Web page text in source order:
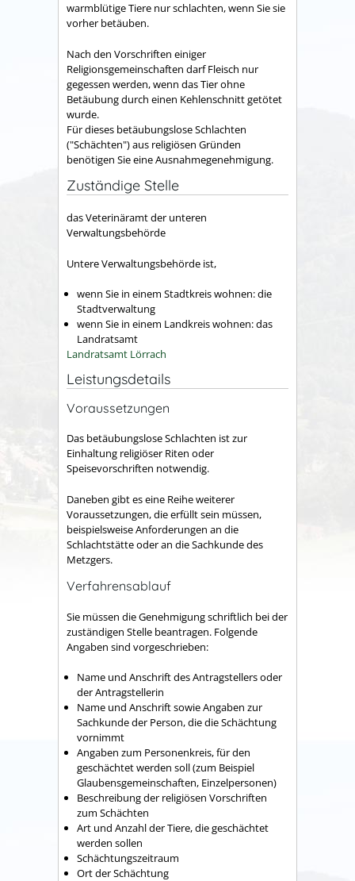
warmblütige Tiere nur schlachten, wenn Sie sie
vorher betäuben.
Nach den Vorschriften einiger
Religionsgemeinschaften darf Fleisch nur
gegessen werden, wenn das Tier ohne
Betäubung durch einen Kehlenschnitt getötet
wurde.
Für dieses betäubungslose Schlachten
("Schächten") aus religiösen Gründen
benötigen Sie eine Ausnahmegenehmigung.
Zuständige Stelle
das Veterinäramt der unteren
Verwaltungsbehörde
Untere Verwaltungsbehörde ist,
wenn Sie in einem Stadtkreis wohnen: die
Stadtverwaltung
wenn Sie in einem Landkreis wohnen: das
Landratsamt
Landratsamt Lörrach
Leistungsdetails
Voraussetzungen
Das betäubungslose Schlachten ist zur
Einhaltung religiöser Riten oder
Speisevorschriften notwendig.
Daneben gibt es eine Reihe weiterer
Voraussetzungen, die erfüllt sein müssen,
beispielsweise Anforderungen an die
Schlachtstätte oder an die Sachkunde des
Metzgers.
Verfahrensablauf
Sie müssen die Genehmigung schriftlich bei der
zuständigen Stelle beantragen. Folgende
Angaben sind vorgeschrieben:
Name und Anschrift des Antragstellers oder
der Antragstellerin
Name und Anschrift sowie Angaben zur
Sachkunde der Person, die die Schächtung
vornimmt
Angaben zum Personenkreis, für den
geschächtet werden soll (zum Beispiel
Glaubensgemeinschaften, Einzelpersonen)
Beschreibung der religiösen Vorschriften
zum Schächten
Art und Anzahl der Tiere, die geschächtet
werden sollen
Schächtungszeitraum
Ort der Schächtung